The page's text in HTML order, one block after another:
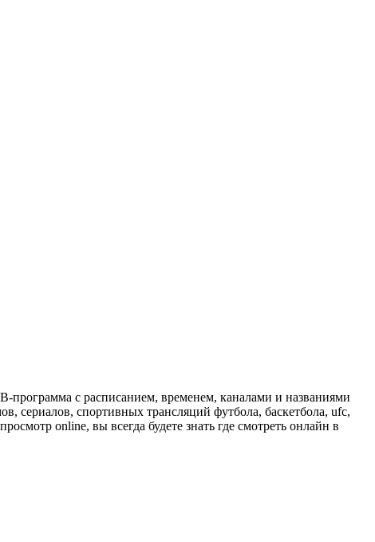
программа с расписанием, временем, каналами и названиями
сериалов, спортивных трансляций футбола, баскетбола, ufc,
online, вы всегда будете знать где смотреть онлайн в